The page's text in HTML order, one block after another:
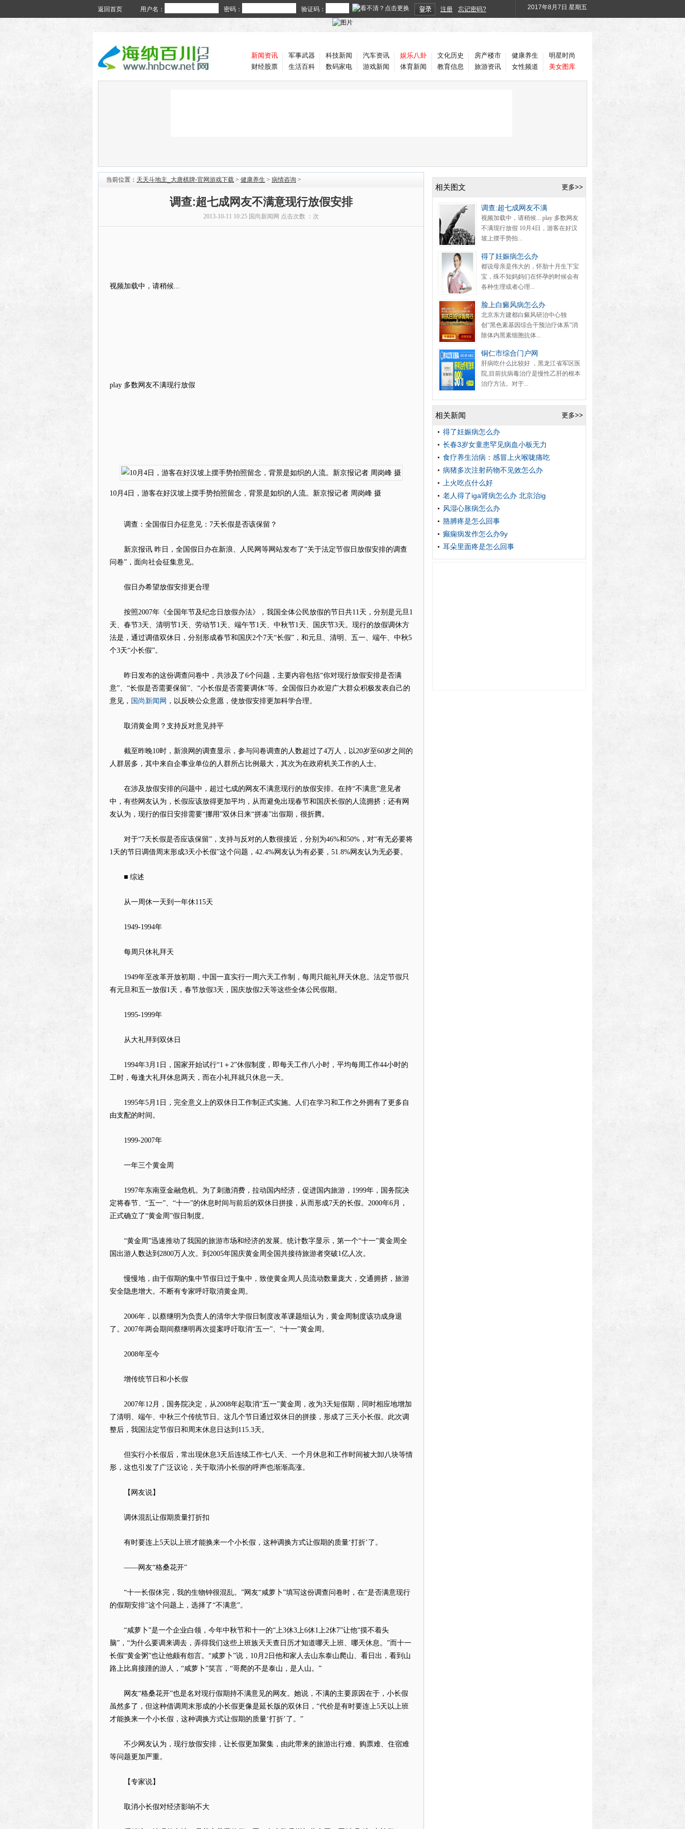
返回首页 用户名： 密码： 验证码： 注册 忘记密码? 2017年8月7日 星期五
新闻资讯
财经股票
军事武器
生活百科
科技新闻
数码家电
汽车资讯
游戏新闻
娱乐八卦
体育新闻
文化历史
教育信息
房产楼市
旅游资讯
健康养生
女性频道
明星时尚
美女图库
当前位置： 天天斗地主_大唐棋牌-官网游戏下载 > 健康养生 > 病情咨询 >
调查:超七成网友不满意现行放假安排
2013-10-11 10:25 国尚新闻网 点击次数 ： 次
视频加载中，请稍候...
play 多数网友不满现行放假
10月4日，游客在好汉坡上摆手势拍照留念，背景是如织的人流。新京报记者 周岗峰 摄
调查：全国假日办征意见：7天长假是否该保留？
新京报讯 昨日，全国假日办在新浪、人民网等网站发布了“关于法定节假日放假安排的调查
问卷”，面向社会征集意见。
假日办希望放假安排更合理
按照2007年《全国年节及纪念日放假办法》，我国全体公民放假的节日共11天，分别是元旦1
天、春节3天、清明节1天、劳动节1天、端午节1天、中秋节1天、国庆节3天。现行的放假调休方
法是，通过调借双休日，分别形成春节和国庆2个7天“长假”，和元旦、清明、五一、端午、中秋5
个3天“小长假”。
昨日发布的这份调查问卷中，共涉及了6个问题，主要内容包括“你对现行放假安排是否满
意”、“长假是否需要保留”、“小长假是否需要调休”等。全国假日办欢迎广大群众积极发表自己的
意见， 国尚新闻网 ，以反映公众意愿，使放假安排更加科学合理。
取消黄金周？支持反对意见持平
截至昨晚10时，新浪网的调查显示，参与问卷调查的人数超过了4万人，以20岁至60岁之间的
人群居多，其中来自企事业单位的人群所占比例最大，其次为在政府机关工作的人士。
在涉及放假安排的问题中，超过七成的网友不满意现行的放假安排。在持“不满意”意见者
中，有些网友认为，长假应该放得更加平均，从而避免出现春节和国庆长假的人流拥挤；还有网
友认为，现行的假日安排需要“挪用”双休日来“拼凑”出假期，很折腾。
对于“7天长假是否应该保留”，支持与反对的人数很接近，分别为46%和50%，对“有无必要将
1天的节日调借周末形成3天小长假”这个问题，42.4%网友认为有必要，51.8%网友认为无必要。
■ 综述
从一周休一天到一年休115天
1949-1994年
每周只休礼拜天
1949年至改革开放初期，中国一直实行一周六天工作制，每周只能礼拜天休息。法定节假只
有元旦和五一放假1天，春节放假3天，国庆放假2天等这些全体公民假期。
1995-1999年
从大礼拜到双休日
1994年3月1日，国家开始试行“1＋2”休假制度，即每天工作八小时，平均每周工作44小时的
工时，每逢大礼拜休息两天，而在小礼拜就只休息一天。
1995年5月1日，完全意义上的双休日工作制正式实施。人们在学习和工作之外拥有了更多自
由支配的时间。
1999-2007年
一年三个黄金周
1997年东南亚金融危机。为了刺激消费，拉动国内经济，促进国内旅游，1999年，国务院决
定将春节、“五一”、“十一”的休息时间与前后的双休日拼接，从而形成7天的长假。2000年6月，
正式确立了“黄金周”假日制度。
“黄金周”迅速推动了我国的旅游市场和经济的发展。统计数字显示，第一个“十一”黄金周全
国出游人数达到2800万人次。到2005年国庆黄金周全国共接待旅游者突破1亿人次。
慢慢地，由于假期的集中节假日过于集中，致使黄金周人员流动数量庞大，交通拥挤，旅游
安全隐患增大。不断有专家呼吁取消黄金周。
2006年，以蔡继明为负责人的清华大学假日制度改革课题组认为，黄金周制度该功成身退
了。2007年两会期间蔡继明再次提案呼吁取消“五一”、“十一”黄金周。
2008年至今
增传统节日和小长假
2007年12月，国务院决定，从2008年起取消“五一”黄金周，改为3天短假期，同时相应地增加
了清明、端午、中秋三个传统节日。这几个节日通过双休日的拼接，形成了三天小长假。此次调
整后，我国法定节假日和周末休息日达到115.3天。
但实行小长假后，常出现休息3天后连续工作七八天、一个月休息和工作时间被大卸八块等情
形，这也引发了广泛议论，关于取消小长假的呼声也渐渐高涨。
【网友说】
调休混乱让假期质量打折扣
有时要连上5天以上班才能换来一个小长假，这种调换方式让假期的质量‘打折’了。
——网友“格桑花开”
“十一长假休完，我的生物钟很混乱。”网友“咸萝卜”填写这份调查问卷时，在“是否满意现行
的假期安排”这个问题上，选择了“不满意”。
“咸萝卜”是一个企业白领，今年中秋节和十一的“上3休3上6休1上2休7”让他“摸不着头
脑”，“为什么要调来调去，弄得我们这些上班族天天查日历才知道哪天上班、哪天休息。”而十一
长假“黄金粥”也让他颇有怨言。“咸萝卜”说，10月2日他和家人去山东泰山爬山、看日出，看到山
路上比肩接踵的游人，“咸萝卜”笑言，“哥爬的不是泰山，是人山。”
网友“格桑花开”也是名对现行假期持不满意见的网友。她说，不满的主要原因在于，小长假
虽然多了，但这种借调周末形成的小长假更像是延长版的双休日，“代价是有时要连上5天以上班
才能换来一个小长假，这种调换方式让假期的质量‘打折’了。”
不少网友认为，现行放假安排，让长假更加聚集，由此带来的旅游出行难、购票难、住宿难
等问题更加严重。
【专家说】
取消小长假对经济影响不大
更多>>
相关图文
调查:超七成网友不满
视频加载中，请稍候... play 多数网友
不满现行放假 10月4日，游客在好汉
坡上摆手势拍...
得了妊娠病怎么办
都说母亲是伟大的，怀胎十月生下宝
宝，殊不知妈妈们在怀孕的时候会有
各种生理或者心理...
脸上白癜风病怎么办
北京东方建都白癜风研治中心独
创“黑色素基因综合干预治疗体系”消
除体内黑素细胞抗体...
铜仁市综合门户网
肝病吃什么比较好 ，黑龙江省军区医
院,目前抗病毒治疗是慢性乙肝的根本
治疗方法。对于...
更多>>
相关新闻
得了妊娠病怎么办
长春3岁女童患罕见病血小板无力
食疗养生治病：感冒上火喉咙痛吃
病猪多次注射药物不见效怎么办
上火吃点什么好
老人得了iga肾病怎么办 北京治ig
风湿心胀病怎么办
胳膊疼是怎么回事
癫痫病发作怎么办9y
耳朵里面疼是怎么回事